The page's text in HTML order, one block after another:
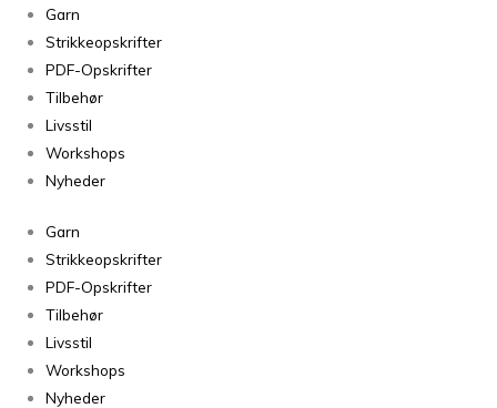
Garn
Strikkeopskrifter
PDF-Opskrifter
Tilbehør
Livsstil
Workshops
Nyheder
Garn
Strikkeopskrifter
PDF-Opskrifter
Tilbehør
Livsstil
Workshops
Nyheder